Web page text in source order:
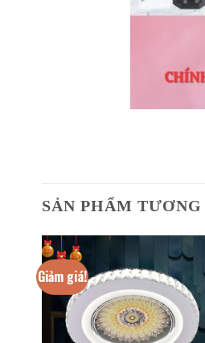
SẢN PHẨM
Giảm giá!